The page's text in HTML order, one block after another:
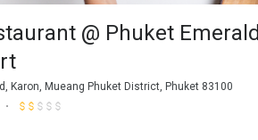
@ Phuket Emerald
Karon, Mueang Phuket District, Phuket 83100